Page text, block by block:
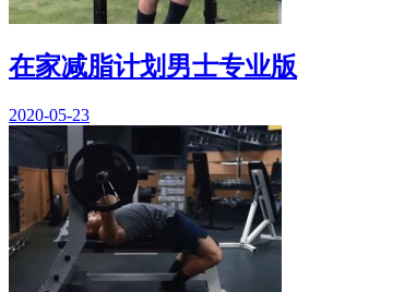
在家减脂计划男士专业版
2020-05-23